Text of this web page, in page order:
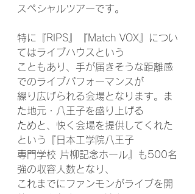
スペシャルツアーです。
特に『RIPS』『Match VOX』につい
てはライブハウスという
こともあり、手が届きそうな距離感
でのライブパフォーマンスが
繰り広げられる会場となります。ま
た地元・八王子を盛り上げる
ためと、快く会場を提供してくれた
という『日本工学院八王子
専門学校 片柳記念ホール』も500名
強の収容人数となり、
これまでにファンモンがライブを開